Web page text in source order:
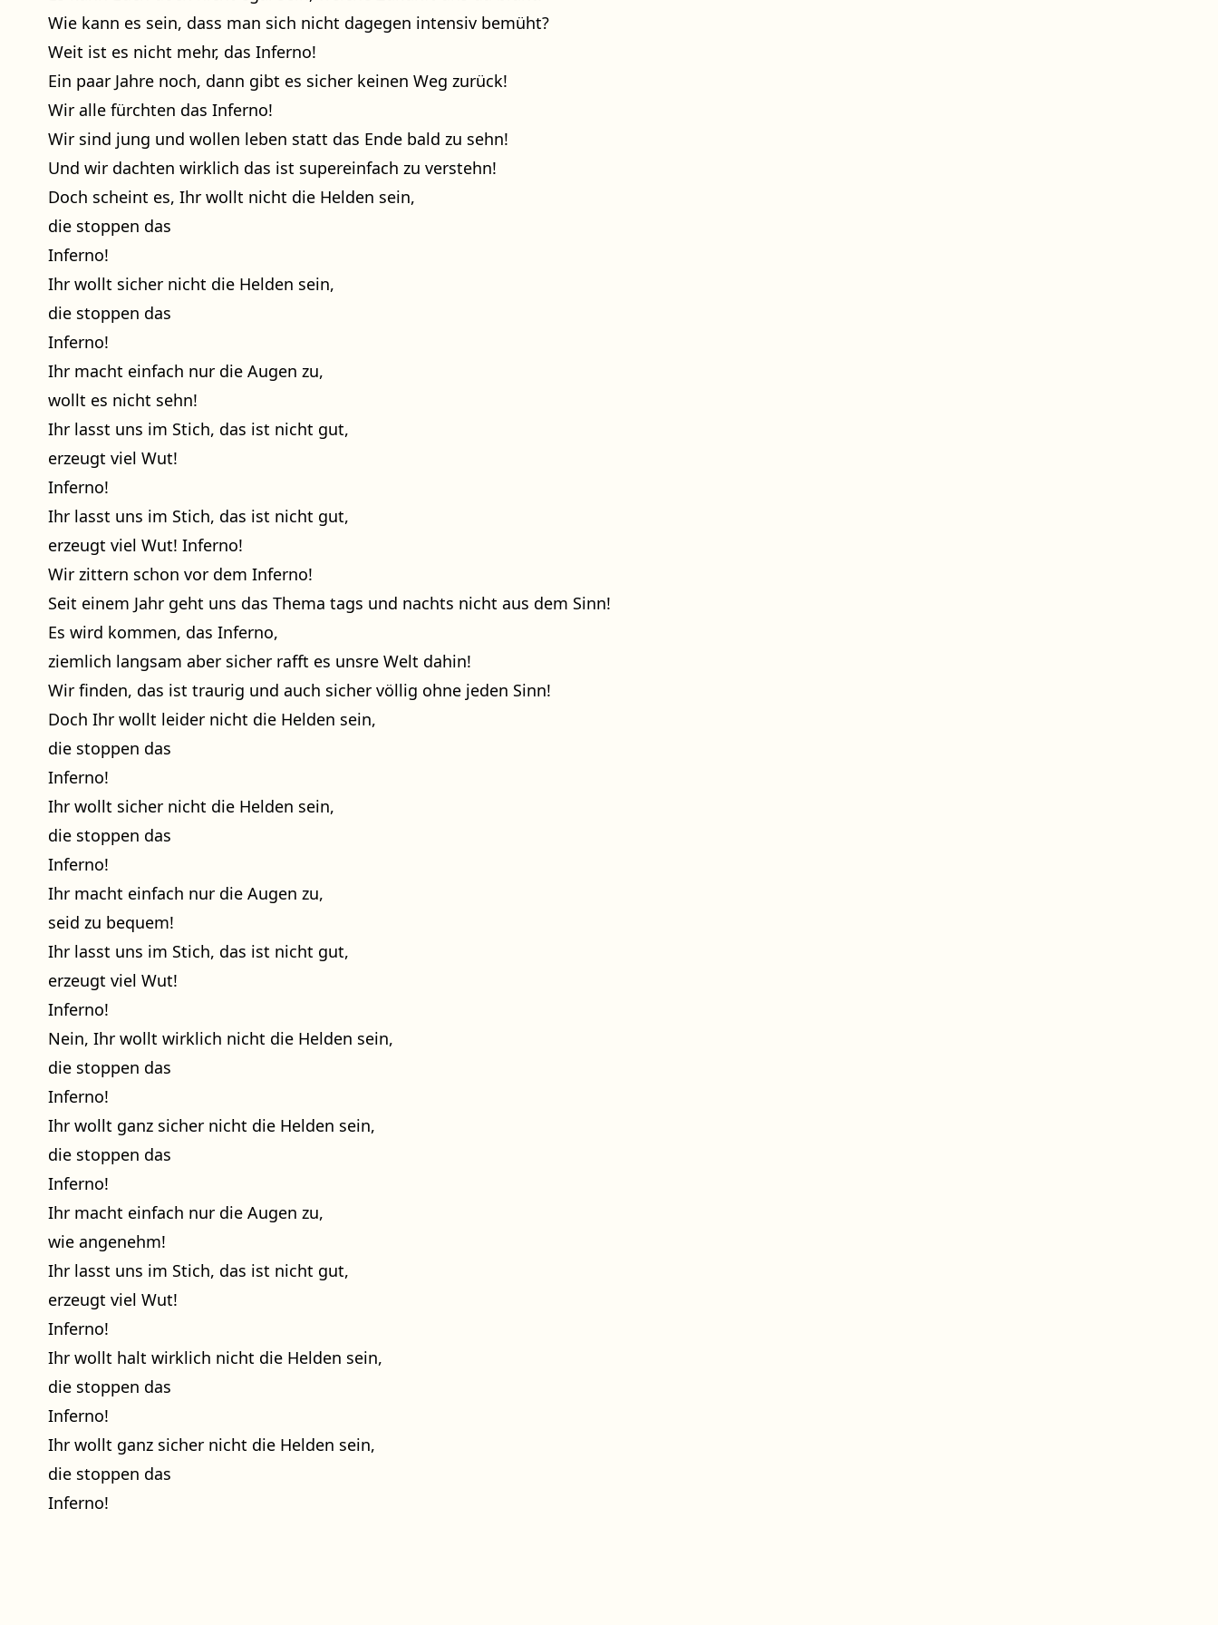
Wie kann es sein, dass man sich nicht dagegen intensiv bemüht?
Weit ist es nicht mehr, das Inferno!
Ein paar Jahre noch, dann gibt es sicher keinen Weg zurück!
Wir alle fürchten das Inferno!
Wir sind jung und wollen leben statt das Ende bald zu sehn!
Und wir dachten wirklich das ist supereinfach zu verstehn!
Doch scheint es, Ihr wollt nicht die Helden sein,
die stoppen das
Inferno!
Ihr wollt sicher nicht die Helden sein,
die stoppen das
Inferno!
Ihr macht einfach nur die Augen zu,
wollt es nicht sehn!
Ihr lasst uns im Stich, das ist nicht gut,
erzeugt viel Wut!
Inferno!
Ihr lasst uns im Stich, das ist nicht gut,
erzeugt viel Wut! Inferno!
Wir zittern schon vor dem Inferno!
Seit einem Jahr geht uns das Thema tags und nachts nicht aus dem Sinn!
Es wird kommen, das Inferno,
ziemlich langsam aber sicher rafft es unsre Welt dahin!
Wir finden, das ist traurig und auch sicher völlig ohne jeden Sinn!
Doch Ihr wollt leider nicht die Helden sein,
die stoppen das
Inferno!
Ihr wollt sicher nicht die Helden sein,
die stoppen das
Inferno!
Ihr macht einfach nur die Augen zu,
seid zu bequem!
Ihr lasst uns im Stich, das ist nicht gut,
erzeugt viel Wut!
Inferno!
Nein, Ihr wollt wirklich nicht die Helden sein,
die stoppen das
Inferno!
Ihr wollt ganz sicher nicht die Helden sein,
die stoppen das
Inferno!
Ihr macht einfach nur die Augen zu,
wie angenehm!
Ihr lasst uns im Stich, das ist nicht gut,
erzeugt viel Wut!
Inferno!
Ihr wollt halt wirklich nicht die Helden sein,
die stoppen das
Inferno!
Ihr wollt ganz sicher nicht die Helden sein,
die stoppen das
Inferno!